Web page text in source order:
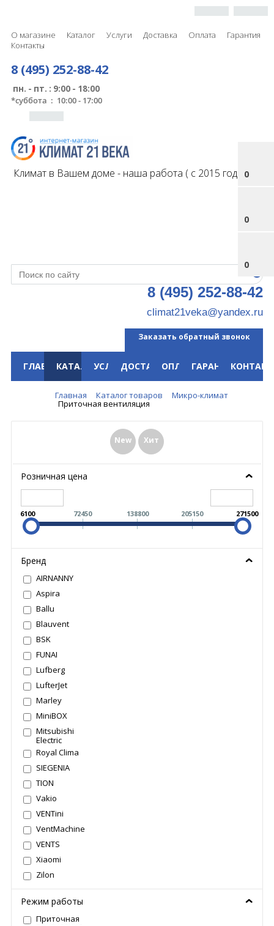
О магазине Каталог Услуги Доставка Оплата
Гарантия
Контакты
0
0
0
8 (495) 252-88-42
пн. - пт. : 9:00 - 18:00
*суббота : 10:00 - 17:00
Климат в Вашем доме - наша работа ( с 2015 года )
8 (495) 252-88-42
climat21veka@yandex.ru
Заказать обратный звонок
ГЛАВНАЯКАТАЛОГУСЛУГИДОСТАВКАОПЛАТАГАРАНТИЯ
Главная Каталог товаров Микро-климат
Приточная вентиляция
New Хит
Розничная цена
6100 72450 138800 205150 271500
Бренд
AIRNANNY
Aspira
Ballu
Blauvent
BSK
FUNAI
Lufberg
LufterJet
Marley
MiniBOX
Mitsubishi
Electric
Royal Clima
SIEGENIA
TION
Vakio
VENTini
VentMachine
VENTS
Xiaomi
Zilon
Режим работы
Приточная